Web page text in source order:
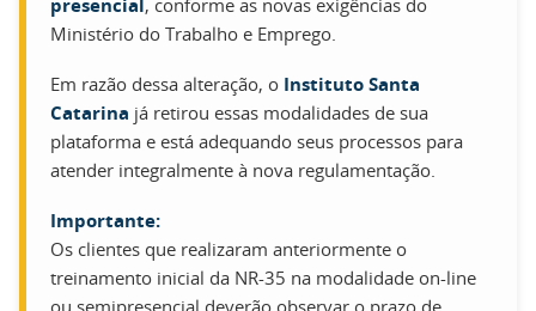
presencial, conforme as novas exigências do
Ministério do Trabalho e Emprego.
Em razão dessa alteração, o Instituto Santa
Catarina já retirou essas modalidades de sua
plataforma e está adequando seus processos para
atender integralmente à nova regulamentação.
Importante:
Os clientes que realizaram anteriormente o
treinamento inicial da NR-35 na modalidade on-line
ou semipresencial deverão observar o prazo de